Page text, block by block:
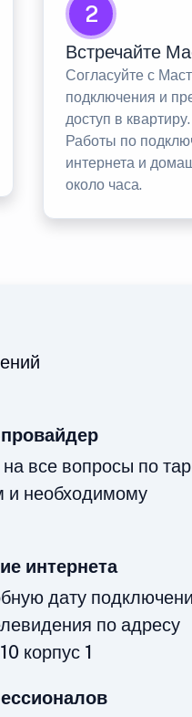
2
Встречайте
Согласуйте с
подключения и
доступ в квартиру.
Работы по
интернета и
около часа.
все вопросы по
и необходимому
интернета
дату
по адресу
корпус 1